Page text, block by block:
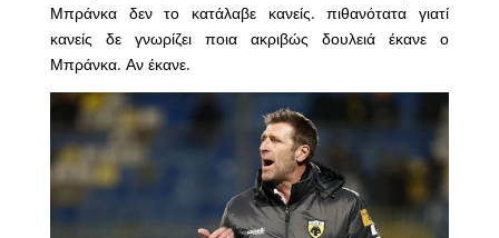
Μπράνκα δεν το κατάλαβε κανείς. πιθανότατα γιατί
κανείς δε γνωρίζει ποια ακριβώς δουλειά έκανε ο
Μπράνκα. Αν έκανε.